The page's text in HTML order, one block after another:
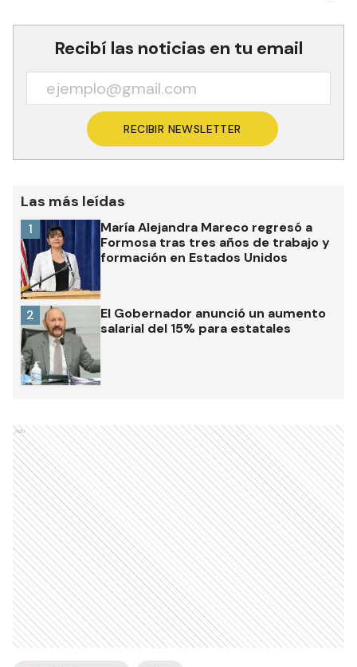
Recibí las noticias en tu email
RECIBIR NEWSLETTER
Las más leídas
María Alejandra Mareco regresó a
Formosa tras tres años de trabajo y
formación en Estados Unidos
1
El Gobernador anunció un aumento
salarial del 15% para estatales
2
Ads